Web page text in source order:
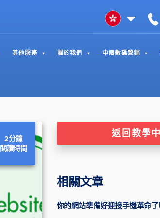
其他服務 關於我們 中國數碼營銷
2分鐘
閱讀時間
返回教學
相關文章
你的網站準備好迎接手機革命了